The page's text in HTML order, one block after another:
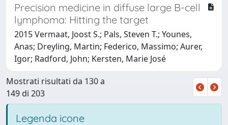
Precision medicine in diffuse large B-cell
lymphoma: Hitting the target
2015 Vermaat, Joost S.; Pals, Steven T.; Younes,
Anas; Dreyling, Martin; Federico, Massimo; Aurer,
Igor; Radford, John; Kersten, Marie José
Mostrati risultati da 130 a
149 di 203
Legenda icone